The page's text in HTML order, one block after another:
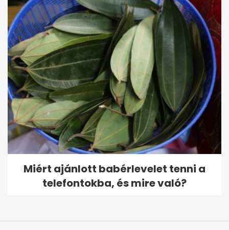
Miért ajánlott babérlevelet tenni a
telefontokba, és mire való?